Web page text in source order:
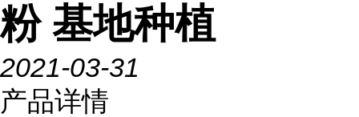
粉 基地种植
2021-03-31
产品详情